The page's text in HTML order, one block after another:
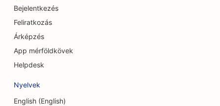
SEO a kávézók számára
SEO kozmetikai sebészek számára
SEO a Delis számára
Bejelentkezés
Feliratkozás
Árképzés
App mérföldkövek
Helpdesk
Nyelvek
English (English)